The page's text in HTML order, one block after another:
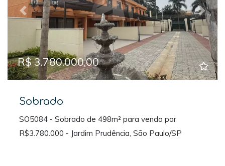
Previous Next
R$ 3.780.000,00
Sobrado
SO5084 - Sobrado de 498m² para venda por
R$3.780.000 - Jardim Prudência, São Paulo/SP